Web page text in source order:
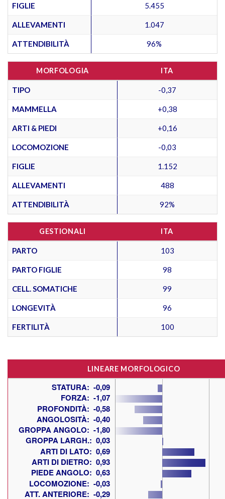
FIGLIE 5.455
ALLEVAMENTI 1.047
ATTENDIBILITÀ 96%
MORFOLOGIA ITA
TIPO -0,37
MAMMELLA +0,38
ARTI & PIEDI +0,16
LOCOMOZIONE -0,03
FIGLIE 1.152
ALLEVAMENTI 488
ATTENDIBILITÀ 92%
GESTIONALI ITA
PARTO 103
PARTO FIGLIE 98
CELL. SOMATICHE 99
LONGEVITÀ 96
FERTILITÀ 100
LINEARE MORFOLOGICO